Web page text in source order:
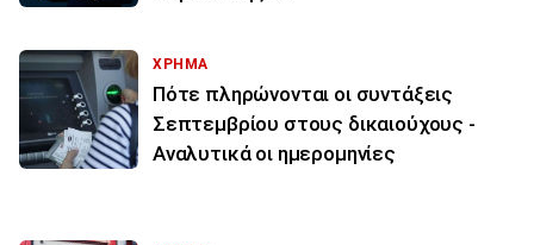
ΧΡΗΜΑ
Πότε πληρώνονται οι συντάξεις
Σεπτεμβρίου στους δικαιούχους -
Αναλυτικά οι ημερομηνίες